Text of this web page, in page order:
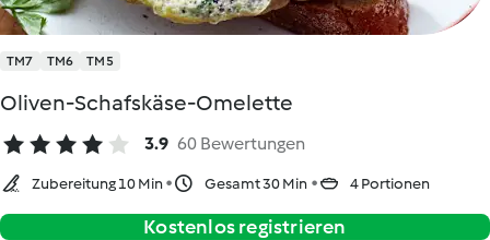
TM7 TM6 TM5
Oliven-Schafskäse-Omelette
3.9 60 Bewertungen
Zubereitung 10 Min Gesamt 30 Min 4 Portionen
Kostenlos registrieren